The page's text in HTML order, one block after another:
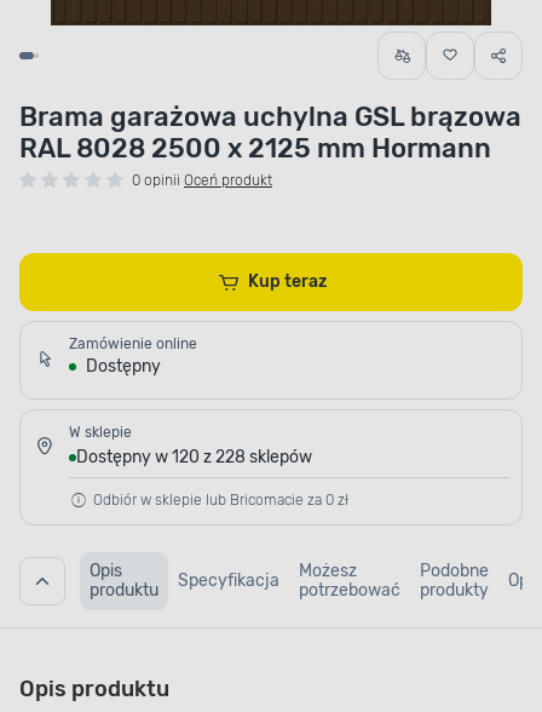
Brama garażowa uchylna GSL brązowa
RAL 8028 2500 x 2125 mm Hormann
0 opinii Oceń produkt
Kup teraz
Zamówienie online
Dostępny
W sklepie
Dostępny w 120 z 228 sklepów
Odbiór w sklepie lub Bricomacie za 0 zł
Opis
produktu
Specyfikacja
Możesz
potrzebować
Podobne
produkty
Opis produktu